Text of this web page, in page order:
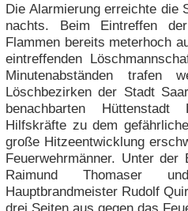
Die Alarmierung erreichte die
nachts. Beim Eintreffen
Flammen bereits meterhoch
eintreffenden
Minutenabständen trafen
Löschbezirken der Stadt
benachbarten
Hilfskräfte zu dem
große Hitzeentwicklung
Feuerwehrmänner. Unter der
Raimund Thomaser
Hauptbrandmeister Rudolf
drei Seiten aus gegen das